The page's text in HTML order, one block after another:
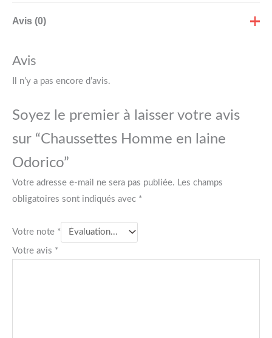
Avis (0)
Avis
Il n’y a pas encore d’avis.
Soyez le premier à laisser votre avis
sur “Chaussettes Homme en laine
Odorico”
Votre adresse e-mail ne sera pas publiée. Les champs
obligatoires sont indiqués avec *
Votre note *
Votre avis *